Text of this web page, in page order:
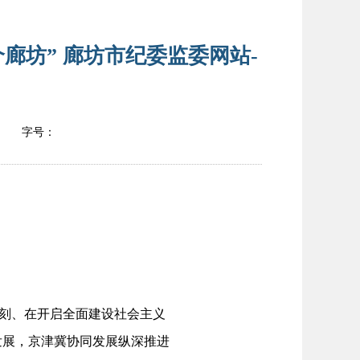
坊” 廊坊市纪委监委网站-
字号：
在开启全面建设社会主义
，京津冀协同发展纵深推进